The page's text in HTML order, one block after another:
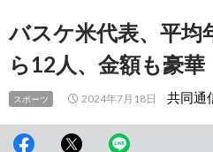
へ
動バスケ米代表、平均
ら12人、金額も豪華
スポーツ 2024年7月18日 共同通